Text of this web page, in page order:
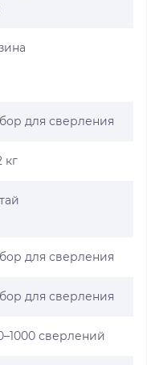
для сверления
кг
для сверления
для сверления
сверлений